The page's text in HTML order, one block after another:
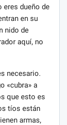
eres dueño de
en su
nido de
aquí, no
necesario.
«cubra» a
que esto es
tíos están
armas,